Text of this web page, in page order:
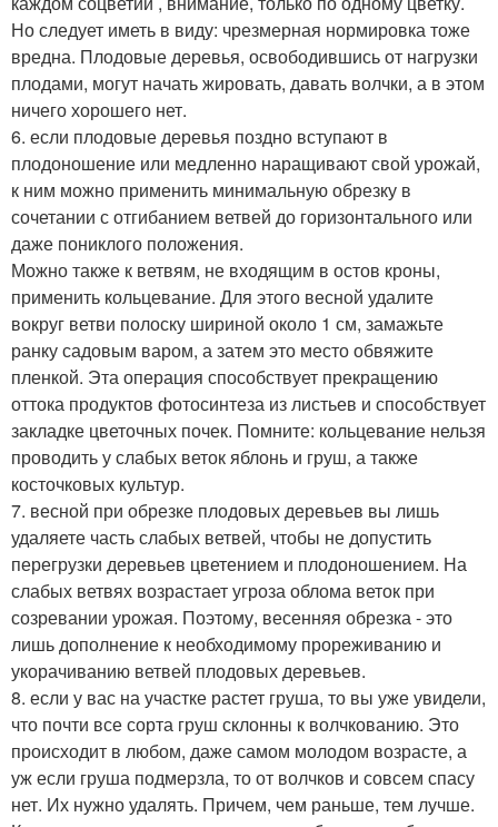
Но следует иметь в виду: чрезмерная нормировка тоже
вредна. Плодовые деревья, освободившись от нагрузки
плодами, могут начать жировать, давать волчки, а в этом
ничего хорошего нет.
6. если плодовые деревья поздно вступают в
плодоношение или медленно наращивают свой урожай,
к ним можно применить минимальную обрезку в
сочетании с отгибанием ветвей до горизонтального или
даже пониклого положения.
Можно также к ветвям, не входящим в остов кроны,
применить кольцевание. Для этого весной удалите
вокруг ветви полоску шириной около 1 см, замажьте
ранку садовым варом, а затем это место обвяжите
пленкой. Эта операция способствует прекращению
оттока продуктов фотосинтеза из листьев и способствует
закладке цветочных почек. Помните: кольцевание нельзя
проводить у слабых веток яблонь и груш, а также
косточковых культур.
7. весной при обрезке плодовых деревьев вы лишь
удаляете часть слабых ветвей, чтобы не допустить
перегрузки деревьев цветением и плодоношением. На
слабых ветвях возрастает угроза облома веток при
созревании урожая. Поэтому, весенняя обрезка - это
лишь дополнение к необходимому прореживанию и
укорачиванию ветвей плодовых деревьев.
8. если у вас на участке растет груша, то вы уже увидели,
что почти все сорта груш склонны к волчкованию. Это
происходит в любом, даже самом молодом возрасте, а
уж если груша подмерзла, то от волчков и совсем спасу
нет. Их нужно удалять. Причем, чем раньше, тем лучше.